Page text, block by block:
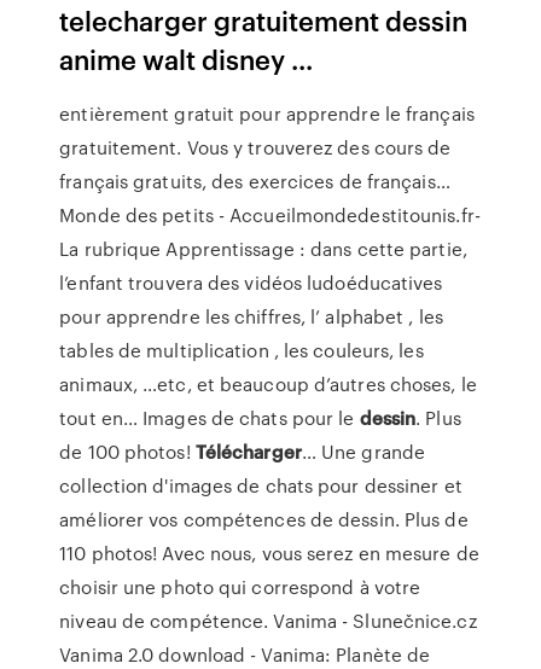
telecharger gratuitement dessin
anime walt disney ...
entièrement gratuit pour apprendre le français
gratuitement. Vous y trouverez des cours de
français gratuits, des exercices de français…
Monde des petits - Accueilmondedestitounis.fr-
La rubrique Apprentissage : dans cette partie,
l’enfant trouvera des vidéos ludoéducatives
pour apprendre les chiffres, l’ alphabet , les
tables de multiplication , les couleurs, les
animaux, …etc, et beaucoup d’autres choses, le
tout en… Images de chats pour le dessin. Plus
de 100 photos! Télécharger… Une grande
collection d'images de chats pour dessiner et
améliorer vos compétences de dessin. Plus de
110 photos! Avec nous, vous serez en mesure de
choisir une photo qui correspond à votre
niveau de compétence.Vanima - Slunečnice.cz
Vanima 2.0 download - Vanima: Planète de